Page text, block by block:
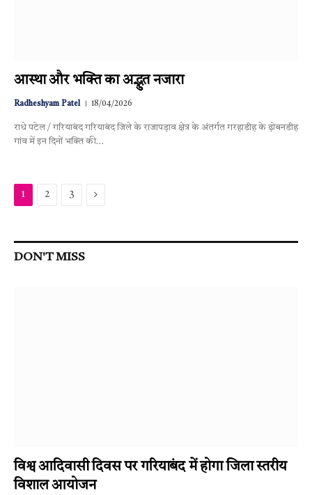
आस्था और भक्ति का अद्भुत नजारा
Radheshyam Patel 18/04/2026
राधे पटेल / गरियाबंद गरियाबंद जिले के राजापड़ाव क्षेत्र के अंतर्गत गरहाडीह के ढ़ोबनडीह
गांव में इन दिनों भक्ति की…
1 2 3 Next
DON'T MISS
विश्व आदिवासी दिवस पर गरियाबंद में होगा जिला स्तरीय
विशाल आयोजन